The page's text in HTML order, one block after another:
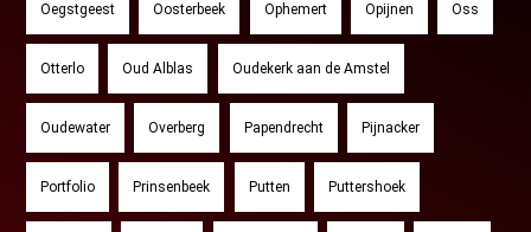
Oegstgeest Oosterbeek Ophemert Opijnen Oss
Otterlo Oud Alblas Oudekerk aan de Amstel
Oudewater Overberg Papendrecht Pijnacker
Portfolio Prinsenbeek Putten Puttershoek